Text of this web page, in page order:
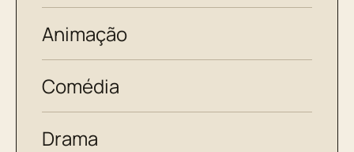
Animação
Comédia
Drama